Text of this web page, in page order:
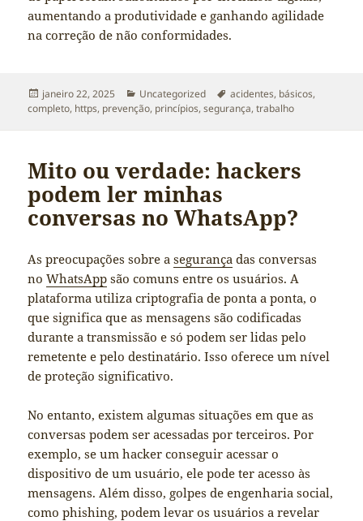
aumentando a produtividade e ganhando agilidade
na correção de não conformidades.
Publicado
em
janeiro 22, 2025 Categorias
Uncategorized Tags
acidentes, básicos,
completo, https, prevenção, princípios,segurança,trabalho
Mito ou verdade: hackers
podem ler minhas
conversas no WhatsApp?
As preocupações sobre asegurança das conversas
noWhatsApp são comuns entre os usuários. A
plataforma utiliza criptografia de ponta a ponta, o
que significa que as mensagens são codificadas
durante a transmissão e só podem ser lidas pelo
remetente e pelo destinatário. Isso oferece um nível
de proteção significativo.
No entanto, existem algumas situações em que as
conversas podem ser acessadas por terceiros. Por
exemplo, se um hacker conseguir acessar o
dispositivo de um usuário, ele pode ter acesso às
mensagens. Além disso, golpes de engenharia social,
como phishing, podem levar os usuários a revelar